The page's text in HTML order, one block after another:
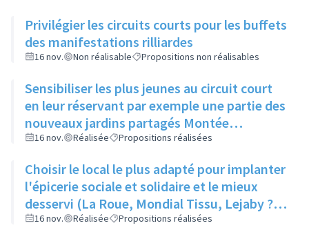
Privilégier les circuits courts pour les buffets
des manifestations rilliardes
16 nov. Non réalisable Propositions non réalisables
Sensibiliser les plus jeunes au circuit court
en leur réservant par exemple une partie des
nouveaux jardins partagés Montée
Castellane
16 nov. Réalisée Propositions réalisées
Choisir le local le plus adapté pour implanter
l'épicerie sociale et solidaire et le mieux
desservi (La Roue, Mondial Tissu, Lejaby ?)
possible
16 nov. Réalisée Propositions réalisées